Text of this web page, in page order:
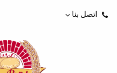
اتصل بنا